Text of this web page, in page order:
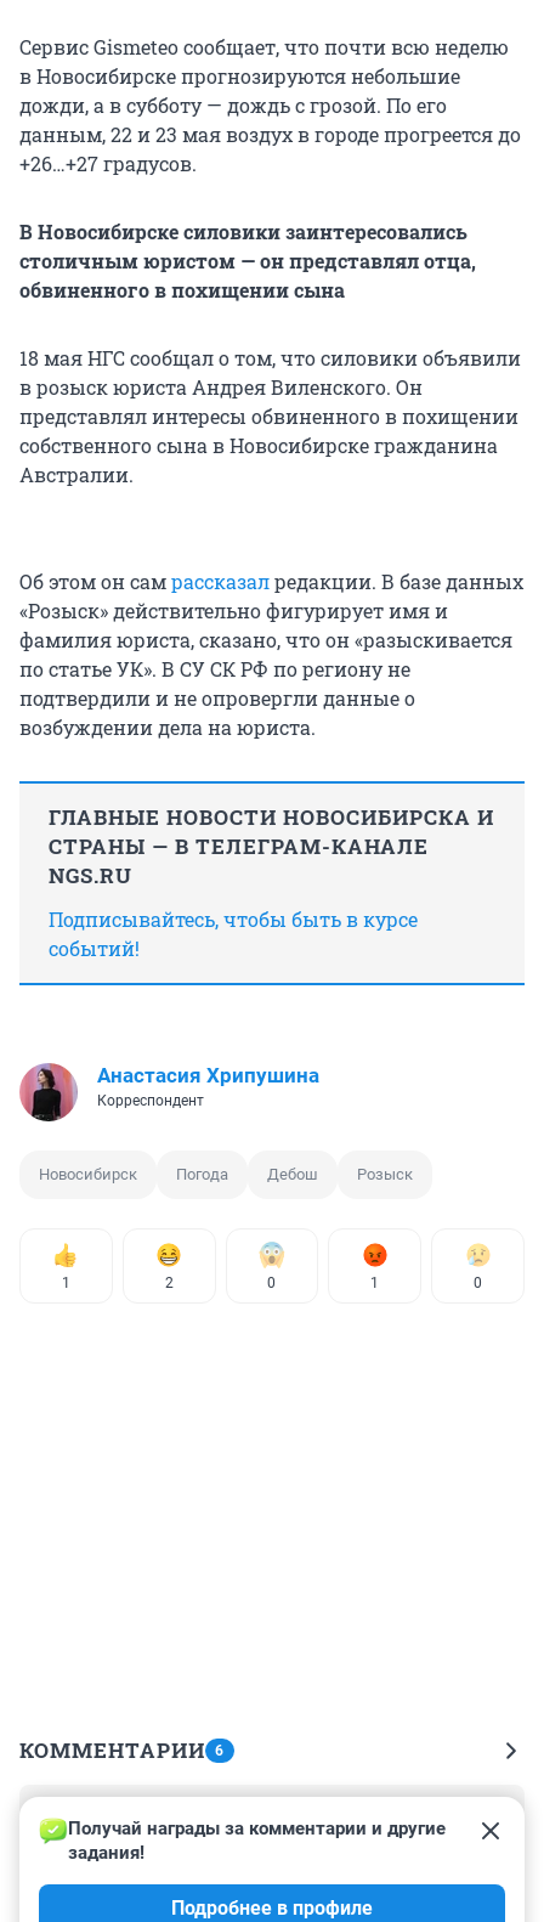
Сервис Gismeteo сообщает, что почти всю неделю
в Новосибирске прогнозируются небольшие
дожди, а в субботу — дождь с грозой. По его
данным, 22 и 23 мая воздух в городе прогреется до
+26…+27 градусов.
В Новосибирске силовики заинтересовались
столичным юристом — он представлял отца,
обвиненного в похищении сына
18 мая НГС сообщал о том, что силовики объявили
в розыск юриста Андрея Виленского. Он
представлял интересы обвиненного в похищении
собственного сына в Новосибирске гражданина
Австралии.
Об этом он самрассказалредакции. В базе данных
«Розыск» действительно фигурирует имя и
фамилия юриста, сказано, что он «разыскивается
по статье УК». В СУ СК РФ по региону не
подтвердили и не опровергли данные о
возбуждении дела на юриста.
ГЛАВНЫЕ НОВОСТИ НОВОСИБИРСКА И
СТРАНЫ — В ТЕЛЕГРАМ-КАНАЛЕ
NGS.RU
Подписывайтесь, чтобы быть в курсе
событий!
Анастасия Хрипушина
Корреспондент
Новосибирск Погода Дебош Розыск
1 2 0 1 0
КОММЕНТАРИИ 6
19 мая 2025, 10:35
травников бесполезен, его нужно убирать, выставить
его нехорошим человеком перед любимым
президентом В.В.Путиным
Получай награды за комментарии и другие
задания!
Подробнее в профиле